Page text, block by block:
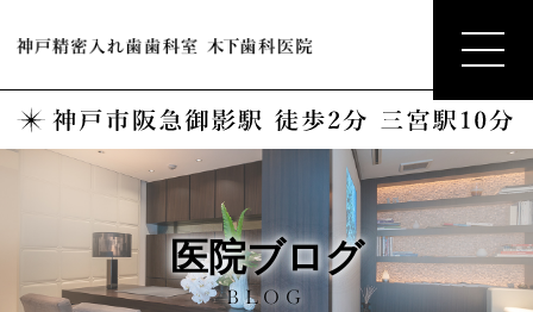
医院ブログ
BLOG